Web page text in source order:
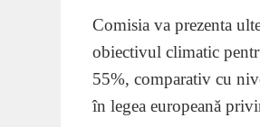
Comisia va prezenta
obiectivul climatic
55%, comparativ cu
în legea europeană